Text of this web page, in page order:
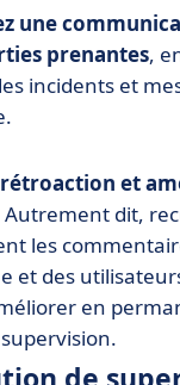
une
prenantes,
incidents et
rétroaction et
Autrement dit,
les
et des
en